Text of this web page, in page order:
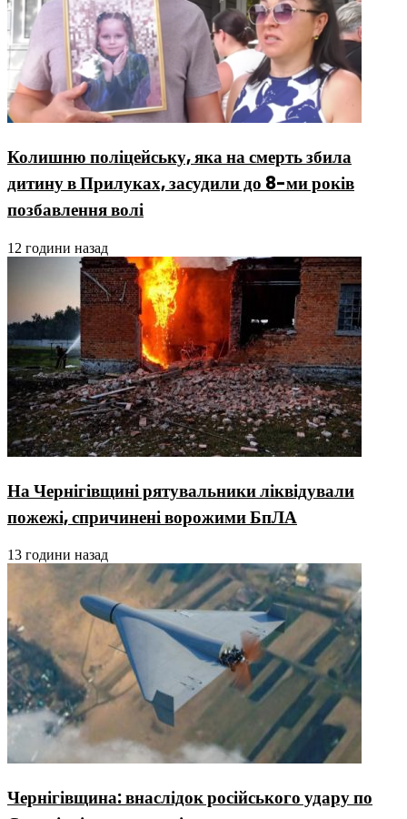
Колишню поліцейську, яка на смерть збила
дитину в Прилуках, засудили до 8-ми років
позбавлення волі
12 години назад
На Чернігівщині рятувальники ліквідували
пожежі, спричинені ворожими БпЛА
13 години назад
Чернігівщина: внаслідок російського удару по